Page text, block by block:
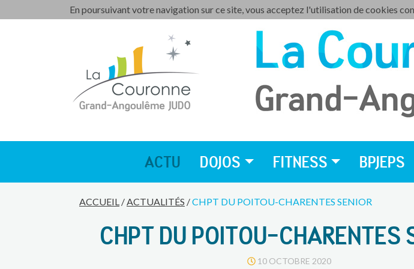
ACTU DOJOS FITNESS BPJEPS
ACCUEIL /ACTUALITÉS /CHPT DU POITOU-CHARENTES SENIOR
CHPT DU POITOU-CHARENTES
10 OCTOBRE 2020
En poursuivant votre navigation sur ce site, vous acceptez l'utilisation de cookies